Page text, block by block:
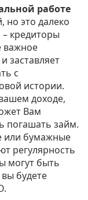
работе
но это далеко
кредиторы
важное
заставляет
с
истории.
доходе,
Вам
погашать займ.
или бумажные
регулярность
могут быть
будете